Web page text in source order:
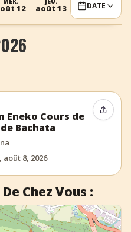
12 août 13 août 14
DATE
Eneko Cours de
Bachata
8, 2026
Chez Vous :